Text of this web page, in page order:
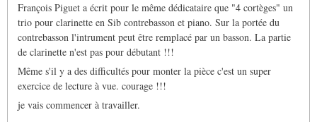
François Piguet a écrit pour le même dédicataire que "4 cortèges" un
trio pour clarinette en Sib contrebasson et piano. Sur la portée du
contrebasson l'intrument peut être remplacé par un basson. La partie
de clarinette n'est pas pour débutant !!!
Même s'il y a des difficultés pour monter la pièce c'est un super
exercice de lecture à vue. courage !!!
je vais commencer à travailler.